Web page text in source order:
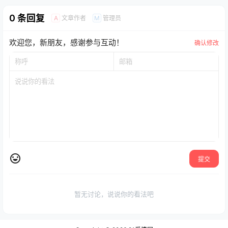
0 条回复 A 文章作者 M 管理员
欢迎您，新朋友，感谢参与互动！ 确认修改
提交
暂无讨论，说说你的看法吧